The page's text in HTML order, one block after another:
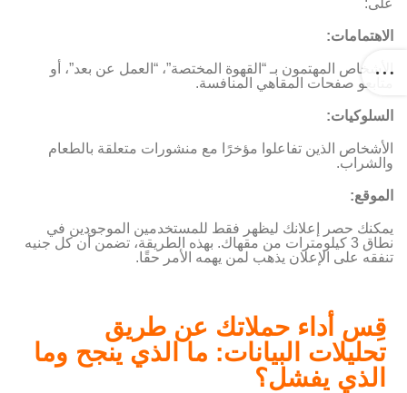
على:
الاهتمامات:
الأشخاص المهتمون بـ “القهوة المختصة”، “العمل عن بعد”، أو
متابعو صفحات المقاهي المنافسة.
السلوكيات:
الأشخاص الذين تفاعلوا مؤخرًا مع منشورات متعلقة بالطعام
والشراب.
الموقع:
يمكنك حصر إعلانك ليظهر فقط للمستخدمين الموجودين في
نطاق 3 كيلومترات من مقهاك. بهذه الطريقة، تضمن أن كل جنيه
تنفقه على الإعلان يذهب لمن يهمه الأمر حقًا.
قِس أداء حملاتك عن طريق
تحليلات البيانات: ما الذي ينجح وما
الذي يفشل؟